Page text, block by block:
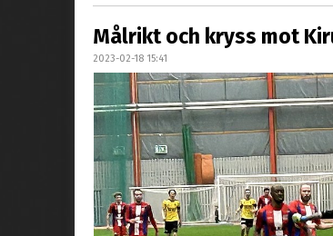
Målrikt och kryss mot
2023-02-18 15:41